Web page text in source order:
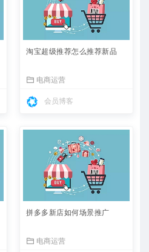
淘宝超级推荐怎么推荐新品
电商运营
会员博客
拼多多新店如何场景推广
电商运营